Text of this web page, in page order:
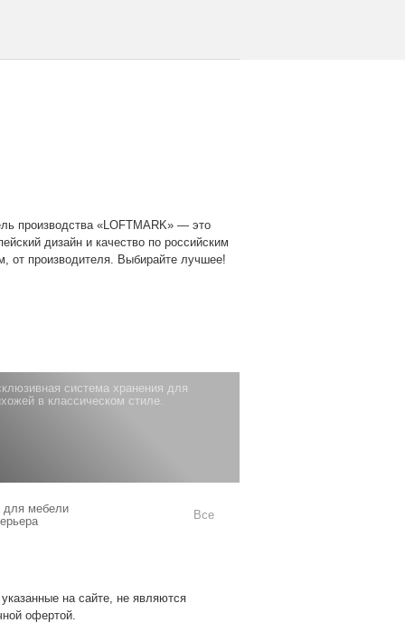
производства «LOFTMARK» — это
дизайн и качество по российским
от производителя. Выбирайте лучшее!
система хранения для
в классическом стиле.
для мебели
Все
на сайте, не являются
офертой.